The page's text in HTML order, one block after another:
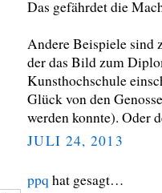
Das gefährdet die
Andere Beispiele sind
der das Bild zum
Kunsthochschule
Glück von den
werden konnte). Oder
JULI 24, 2013
ppq hat gesagt…